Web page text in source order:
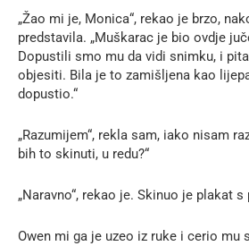
„Žao mi je, Monica“, rekao je brzo,
predstavila. „Muškarac je bio ovdje
Dopustili smo mu da vidi snimku, i
objesiti. Bila je to zamišljena kao
dopustio.“
„Razumijem“, rekla sam, iako nisam
bih to skinuti, u redu?“
„Naravno“, rekao je. Skinuo je plakat
Owen mi ga je uzeo iz ruke i cerio mu